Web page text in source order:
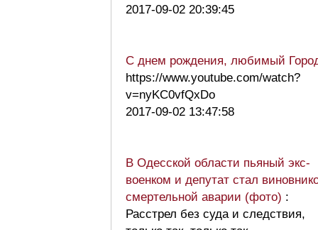
2017-09-02 20:39:45
С днем рождения, любимый
https://www.youtube.com/watch?
v=nyKC0vfQxDo
2017-09-02 13:47:58
В Одесской области пьяный экс-
военком и депутат стал
смертельной аварии (фото) :
Расстрел без суда и следствия,